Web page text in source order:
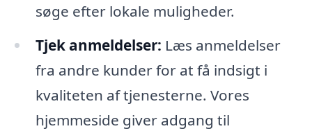
søge efter lokale muligheder.
Tjek anmeldelser: Læs anmeldelser
fra andre kunder for at få indsigt i
kvaliteten af tjenesterne. Vores
hjemmeside giver adgang til